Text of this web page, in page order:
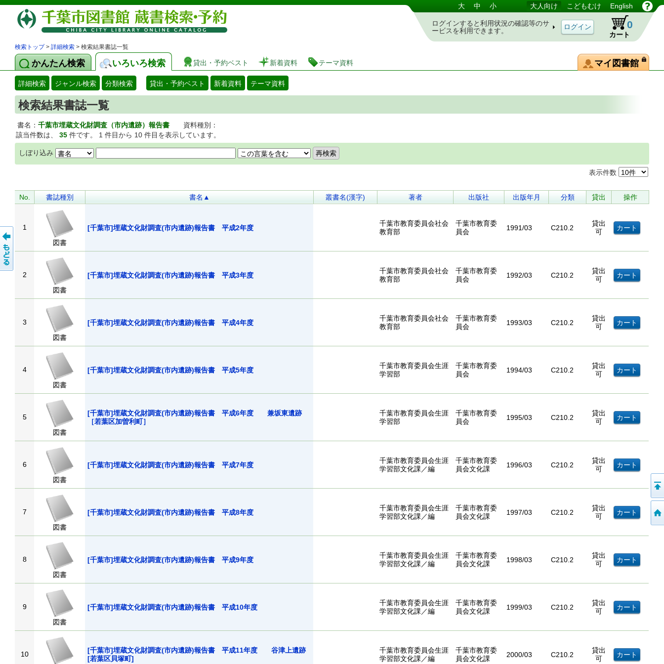
図書館 蔵書検索・予約システム 大 中 小 大人向け こどもむけ English
ログインすると利用状況の確認等のサ
ービスを利用できます。
カート
0
検索トップ> 詳細検索 > 検索結果書誌一覧
かんたん検索 いろいろ検索 貸出・予約ベスト 新着資料 テーマ資料 マイ図書館
詳細検索 ジャンル検索 分類検索 貸出・予約ベスト 新着資料 テーマ資料
検索結果書誌一覧
書名： 千葉市埋蔵文化財調査（市内遺跡）報告書 資料種別：
該当件数は、 35 件です。 1 件目から 10 件目を表示しています。
しぼり込み
表示件数
No. 書誌種別 書名▲ 叢書名(漢字) 著者 出版社 出版年月 分類 貸出 操作
1
図書
[千葉市]埋蔵文化財調査(市内遺跡)報告書 平成2年度
千葉市教育委員会社会
教育部
千葉市教育委
員会
1991/03 C210.2
貸出
可
2
図書
[千葉市]埋蔵文化財調査(市内遺跡)報告書 平成3年度
千葉市教育委員会社会
教育部
千葉市教育委
員会
1992/03 C210.2
貸出
可
3
図書
[千葉市]埋蔵文化財調査(市内遺跡)報告書 平成4年度
千葉市教育委員会社会
教育部
千葉市教育委
員会
1993/03 C210.2
貸出
可
4
図書
[千葉市]埋蔵文化財調査(市内遺跡)報告書 平成5年度
千葉市教育委員会生涯
学習部
千葉市教育委
員会
1994/03 C210.2
貸出
可
5
図書
[千葉市]埋蔵文化財調査(市内遺跡)報告書 平成6年度 兼坂東遺跡
［若葉区加曽利町］
千葉市教育委員会生涯
学習部
千葉市教育委
員会
1995/03 C210.2
貸出
可
6
図書
[千葉市]埋蔵文化財調査(市内遺跡)報告書 平成7年度
千葉市教育委員会生涯
学習部文化課／編
千葉市教育委
員会文化課
1996/03 C210.2
貸出
可
7
図書
[千葉市]埋蔵文化財調査(市内遺跡)報告書 平成8年度
千葉市教育委員会生涯
学習部文化課／編
千葉市教育委
員会文化課
1997/03 C210.2
貸出
可
8
図書
[千葉市]埋蔵文化財調査(市内遺跡)報告書 平成9年度
千葉市教育委員会生涯
学習部文化課／編
千葉市教育委
員会文化課
1998/03 C210.2
貸出
可
9
図書
[千葉市]埋蔵文化財調査(市内遺跡)報告書 平成10年度
千葉市教育委員会生涯
学習部文化課／編
千葉市教育委
員会文化課
1999/03 C210.2
貸出
可
10
[千葉市]埋蔵文化財調査(市内遺跡)報告書 平成11年度 谷津上遺跡
[若葉区貝塚町]
千葉市教育委員会生涯
学習部文化課／編
千葉市教育委
員会文化課
2000/03 C210.2
貸出
可